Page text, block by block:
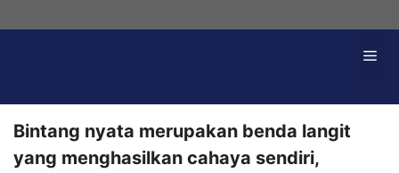
Bintang nyata merupakan benda langit
yang menghasilkan cahaya sendiri,